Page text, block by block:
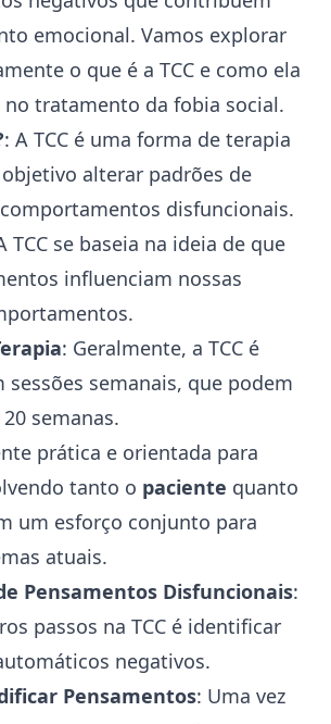
emocional. Vamos explorar
o que é a TCC e como ela
no tratamento da fobia social.
: A TCC é uma forma de terapia
alterar padrões de
disfuncionais.
TCC se baseia na ideia de que
influenciam nossas
: Geralmente, a TCC é
semanais, que podem
semanas.
prática e orientada para
tanto o paciente quanto
um esforço conjunto para
atuais.
Pensamentos Disfuncionais:
passos na TCC é identificar
negativos.
Pensamentos: Uma vez